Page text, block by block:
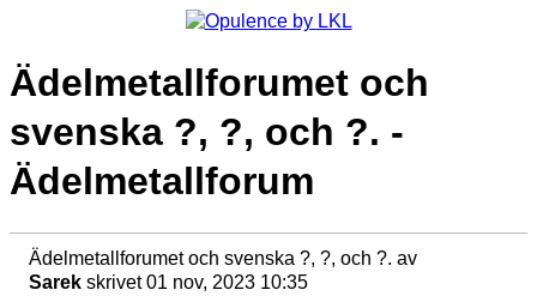
Ädelmetallforumet och
svenska ?, ?, och ?. -
Ädelmetallforum
Ädelmetallforumet och svenska ?, ?, och ?. av
Sarek skrivet 01 nov, 2023 10:35